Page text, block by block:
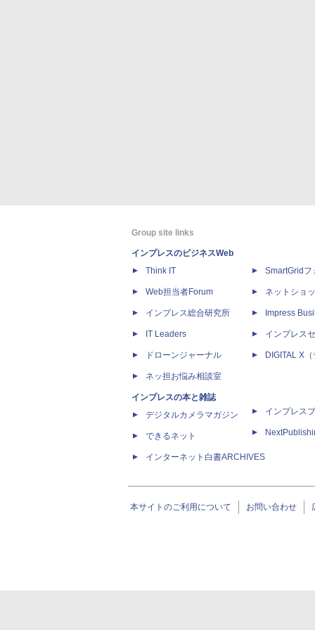
Group site links
インプレスのビジネスWeb
Think IT
Web担当者Forum
インプレス総合研究所
IT Leaders
ドローンジャーナル
ネッ担お悩み相談室
インプレスの本と雑誌
デジタルカメラマガジン
できるネット
インターネット白書ARCHIVES
SmartGridフ
ネットショ
Impress
インプレス
DIGITAL X
インプレス
本サイトのご利用について お問い合わせ